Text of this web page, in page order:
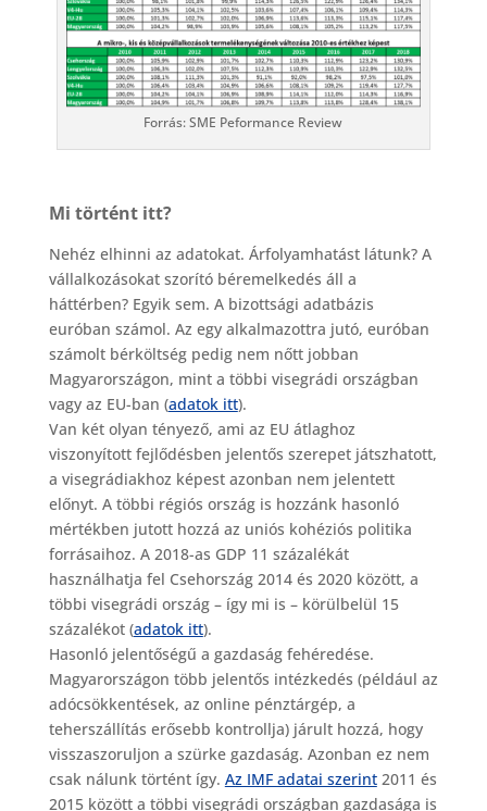
Forrás: SME Peformance Review
Mi történt itt?
Nehéz elhinni az adatokat. Árfolyamhatást látunk? A
vállalkozásokat szorító béremelkedés áll a
háttérben? Egyik sem. A bizottsági adatbázis
euróban számol. Az egy alkalmazottra jutó, euróban
számolt bérköltség pedig nem nőtt jobban
Magyarországon, mint a többi visegrádi országban
vagy az EU-ban (adatok itt).
Van két olyan tényező, ami az EU átlaghoz
viszonyított fejlődésben jelentős szerepet játszhatott,
a visegrádiakhoz képest azonban nem jelentett
előnyt. A többi régiós ország is hozzánk hasonló
mértékben jutott hozzá az uniós kohéziós politika
forrásaihoz. A 2018-as GDP 11 százalékát
használhatja fel Csehország 2014 és 2020 között, a
többi visegrádi ország – így mi is – körülbelül 15
százalékot (adatok itt).
Hasonló jelentőségű a gazdaság fehéredése.
Magyarországon több jelentős intézkedés (például az
adócsökkentések, az online pénztárgép, a
teherszállítás erősebb kontrollja) járult hozzá, hogy
visszaszoruljon a szürke gazdaság. Azonban ez nem
csak nálunk történt így. Az IMF adatai szerint2011 és
2015 között a többi visegrádi országban gazdasága is